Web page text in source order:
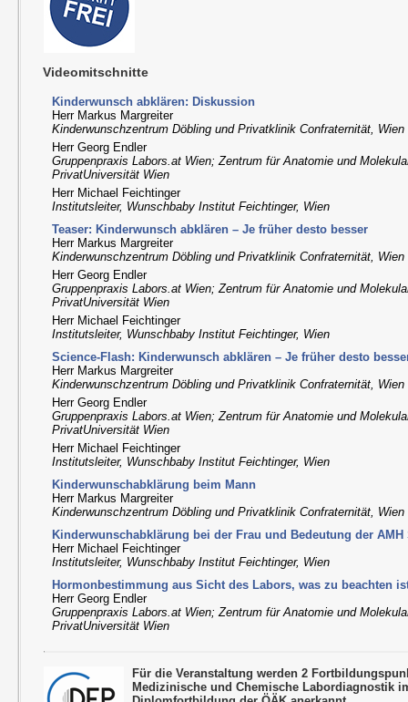
Videomitschnitte
Kinderwunsch abklären: Diskussion
Herr Markus Margreiter
Kinderwunschzentrum Döbling und Privatklinik Confraternität, Wien
Herr Georg Endler
Gruppenpraxis Labors.at Wien; Zentrum für Anatomie und
PrivatUniversität Wien
Herr Michael Feichtinger
Institutsleiter, Wunschbaby Institut Feichtinger, Wien
Teaser: Kinderwunsch abklären – Je früher desto besser
Herr Markus Margreiter
Kinderwunschzentrum Döbling und Privatklinik Confraternität, Wien
Herr Georg Endler
Gruppenpraxis Labors.at Wien; Zentrum für Anatomie und
PrivatUniversität Wien
Herr Michael Feichtinger
Institutsleiter, Wunschbaby Institut Feichtinger, Wien
Science-Flash: Kinderwunsch abklären – Je früher desto
Herr Markus Margreiter
Kinderwunschzentrum Döbling und Privatklinik Confraternität, Wien
Herr Georg Endler
Gruppenpraxis Labors.at Wien; Zentrum für Anatomie und
PrivatUniversität Wien
Herr Michael Feichtinger
Institutsleiter, Wunschbaby Institut Feichtinger, Wien
Kinderwunschabklärung beim Mann
Herr Markus Margreiter
Kinderwunschzentrum Döbling und Privatklinik Confraternität, Wien
Kinderwunschabklärung bei der Frau und Bedeutung der AMH
Herr Michael Feichtinger
Institutsleiter, Wunschbaby Institut Feichtinger, Wien
Hormonbestimmung aus Sicht des Labors, was zu beachten
Herr Georg Endler
Gruppenpraxis Labors.at Wien; Zentrum für Anatomie und
PrivatUniversität Wien
Für die Veranstaltung werden 2
Medizinische und Chemische Labordiagnostik